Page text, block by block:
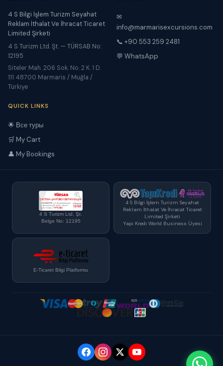
4 S Bilgi İşlem Turizm Seyahat
Reklam İthalat Ve İhracat Ticaret
Limited Şirketi
4 S Turizm Ltd. Şt. — TÜRSAB No:
12195
Siteler Mah. 206 Sok. No. 2 K. 1 D.
111 48700 Marmaris / Muğla /
Türkiye
✉
info@marmarisexcursions.com
📞 +90 553 259 2481
💬 WhatsApp
QUICK LINKS
🌟 Все туры
🛒 My Cart
👤 My Bookings
4 S Turizm Ltd. Şt.
Belge No: 12195
4 S Bilgi İşlem Turizm Seyahat
Reklam İthalat Ve İhracat Ticaret
Limited Şirketi
Yapı Kredi World Business Üyesi
E-Ticaret Bilgi Platformu